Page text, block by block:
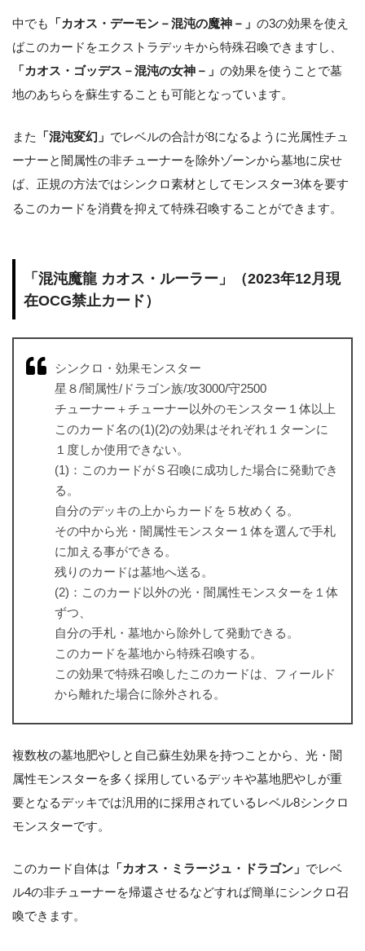
中でも 「カオス・デーモン－混沌の魔神－」 の3の効果を使え
ばこのカードをエクストラデッキから特殊召喚できますし、
「カオス・ゴッデス－混沌の女神－」 の効果を使うことで墓
地のあちらを蘇生することも可能となっています。
また 「混沌変幻」 でレベルの合計が8になるように光属性チュ
ーナーと闇属性の非チューナーを除外ゾーンから墓地に戻せ
ば、正規の方法ではシンクロ素材としてモンスター3体を要す
るこのカードを消費を抑えて特殊召喚することができます。
「混沌魔龍 カオス・ルーラー」（2023年12月現
在OCG禁止カード）
シンクロ・効果モンスター
星８/闇属性/ドラゴン族/攻3000/守2500
チューナー＋チューナー以外のモンスター１体以上
このカード名の(1)(2)の効果はそれぞれ１ターンに
１度しか使用できない。
(1)：このカードがＳ召喚に成功した場合に発動でき
る。
自分のデッキの上からカードを５枚めくる。
その中から光・闇属性モンスター１体を選んで手札
に加える事ができる。
残りのカードは墓地へ送る。
(2)：このカード以外の光・闇属性モンスターを１体
ずつ、
自分の手札・墓地から除外して発動できる。
このカードを墓地から特殊召喚する。
この効果で特殊召喚したこのカードは、フィールド
から離れた場合に除外される。
複数枚の墓地肥やしと自己蘇生効果を持つことから、光・闇
属性モンスターを多く採用しているデッキや墓地肥やしが重
要となるデッキでは汎用的に採用されているレベル8シンクロ
モンスターです。
このカード自体は 「カオス・ミラージュ・ドラゴン」 でレベ
ル4の非チューナーを帰還させるなどすれば簡単にシンクロ召
喚できます。